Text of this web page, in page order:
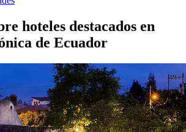
hoteles destacados en
de Ecuador